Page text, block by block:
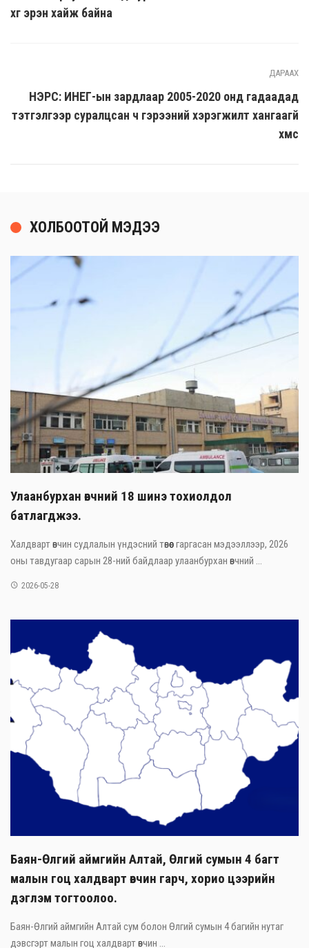
хүүг эрэн хайж байна
ДАРААХ
НЭРС: ИНЕГ-ын зардлаар 2005-2020 онд гадаадад
тэтгэлгээр суралцсан ч гэрээний хэрэгжилт хангаагүй
хүмүүс
ХОЛБООТОЙ МЭДЭЭ
Улаанбурхан өвчний 18 шинэ тохиолдол
батлагджээ.
Халдварт өвчин судлалын үндэсний төвөөс гаргасан мэдээллээр, 2026
оны тавдугаар сарын 28-ний байдлаар улаанбурхан өвчний ...
2026-05-28
Баян-Өлгий аймгийн Алтай, Өлгий сумын 4 багт
малын гоц халдварт өвчин гарч, хорио цээрийн
дэглэм тогтоолоо.
Баян-Өлгий аймгийн Алтай сум болон Өлгий сумын 4 багийн нутаг
дэвсгэрт малын гоц халдварт өвчин ...